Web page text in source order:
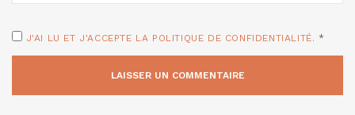
J'AI LU ET J'ACCEPTE LA POLITIQUE DE CONFIDENTIALITÉ. *